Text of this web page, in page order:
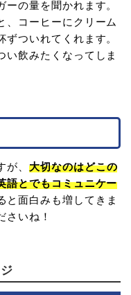
の量を聞かれます。
、コーヒーにクリーム
ついれてくれます。
い飲みたくなってしま
が、大切なのはどこの
語とでもコミュニケー
と面白みも増してきま
さいね！